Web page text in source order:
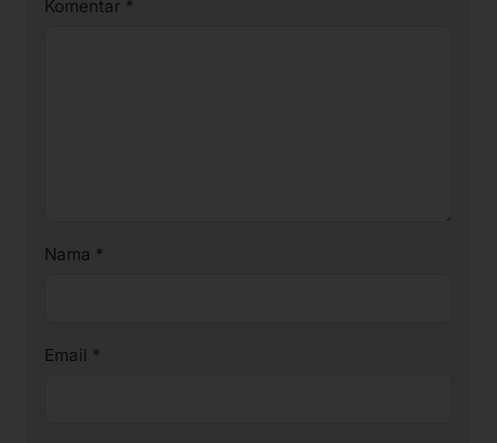
Komentar *
Nama *
Email *